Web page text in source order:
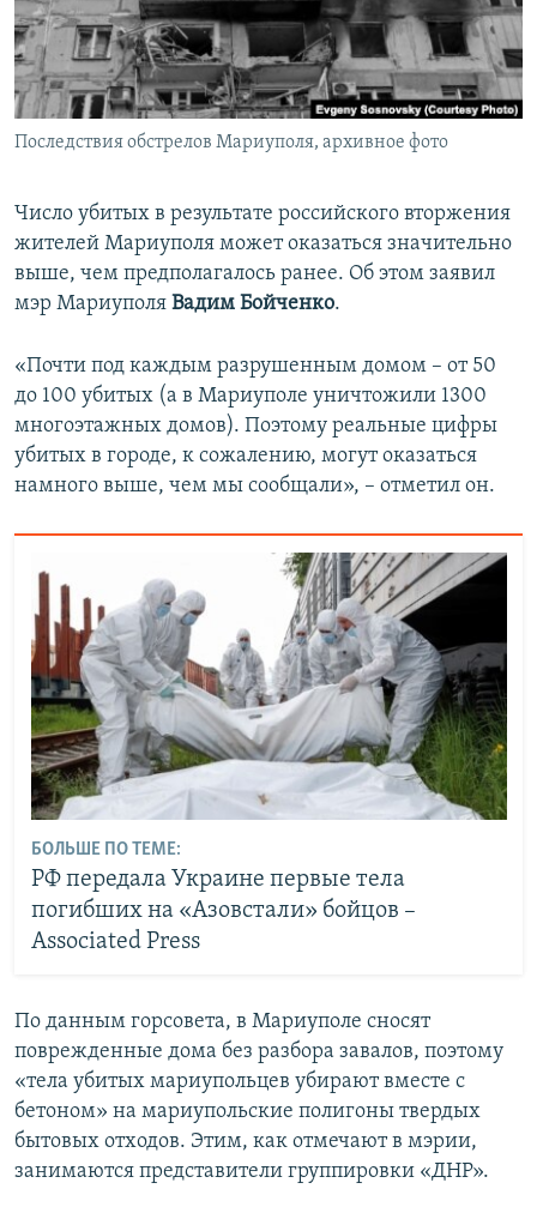
ПОБЕДИТЕЛЕЙ НЕ СУДЯТ?
КРЫМ.НЕПОКОРЕННЫЙ
ELIFBE
УКРАИНСКАЯ ПРОБЛЕМА КРЫМА
ПРИСОЕДИНЯЙТЕСЬ!
Последствия обстрелов Мариуполя, архивное фото
Число убитых в результате российского вторжения
жителей Мариуполя может оказаться значительно
выше, чем предполагалось ранее. Об этом заявил
мэр Мариуполя Вадим Бойченко.
«Почти под каждым разрушенным домом – от 50
до 100 убитых (а в Мариуполе уничтожили 1300
многоэтажных домов). Поэтому реальные цифры
убитых в городе, к сожалению, могут оказаться
намного выше, чем мы сообщали», – отметил он.
БОЛЬШЕ ПО ТЕМЕ:
РФ передала Украине первые тела
погибших на «Азовстали» бойцов –
Associated Press
По данным горсовета, в Мариуполе сносят
поврежденные дома без разбора завалов, поэтому
«тела убитых мариупольцев убирают вместе с
бетоном» на мариупольские полигоны твердых
бытовых отходов. Этим, как отмечают в мэрии,
занимаются представители группировки «ДНР».